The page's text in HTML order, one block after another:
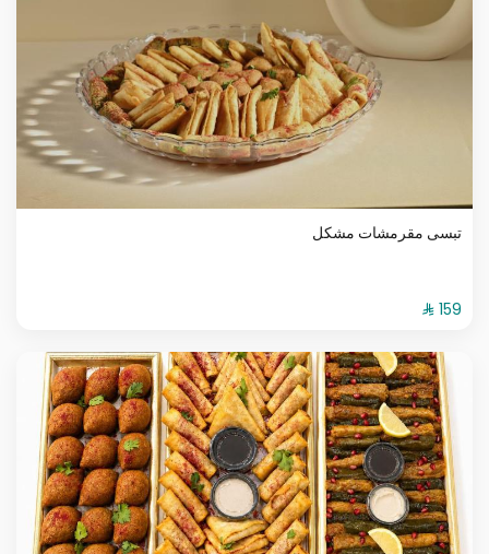
تبسى مقرمشات مشكل